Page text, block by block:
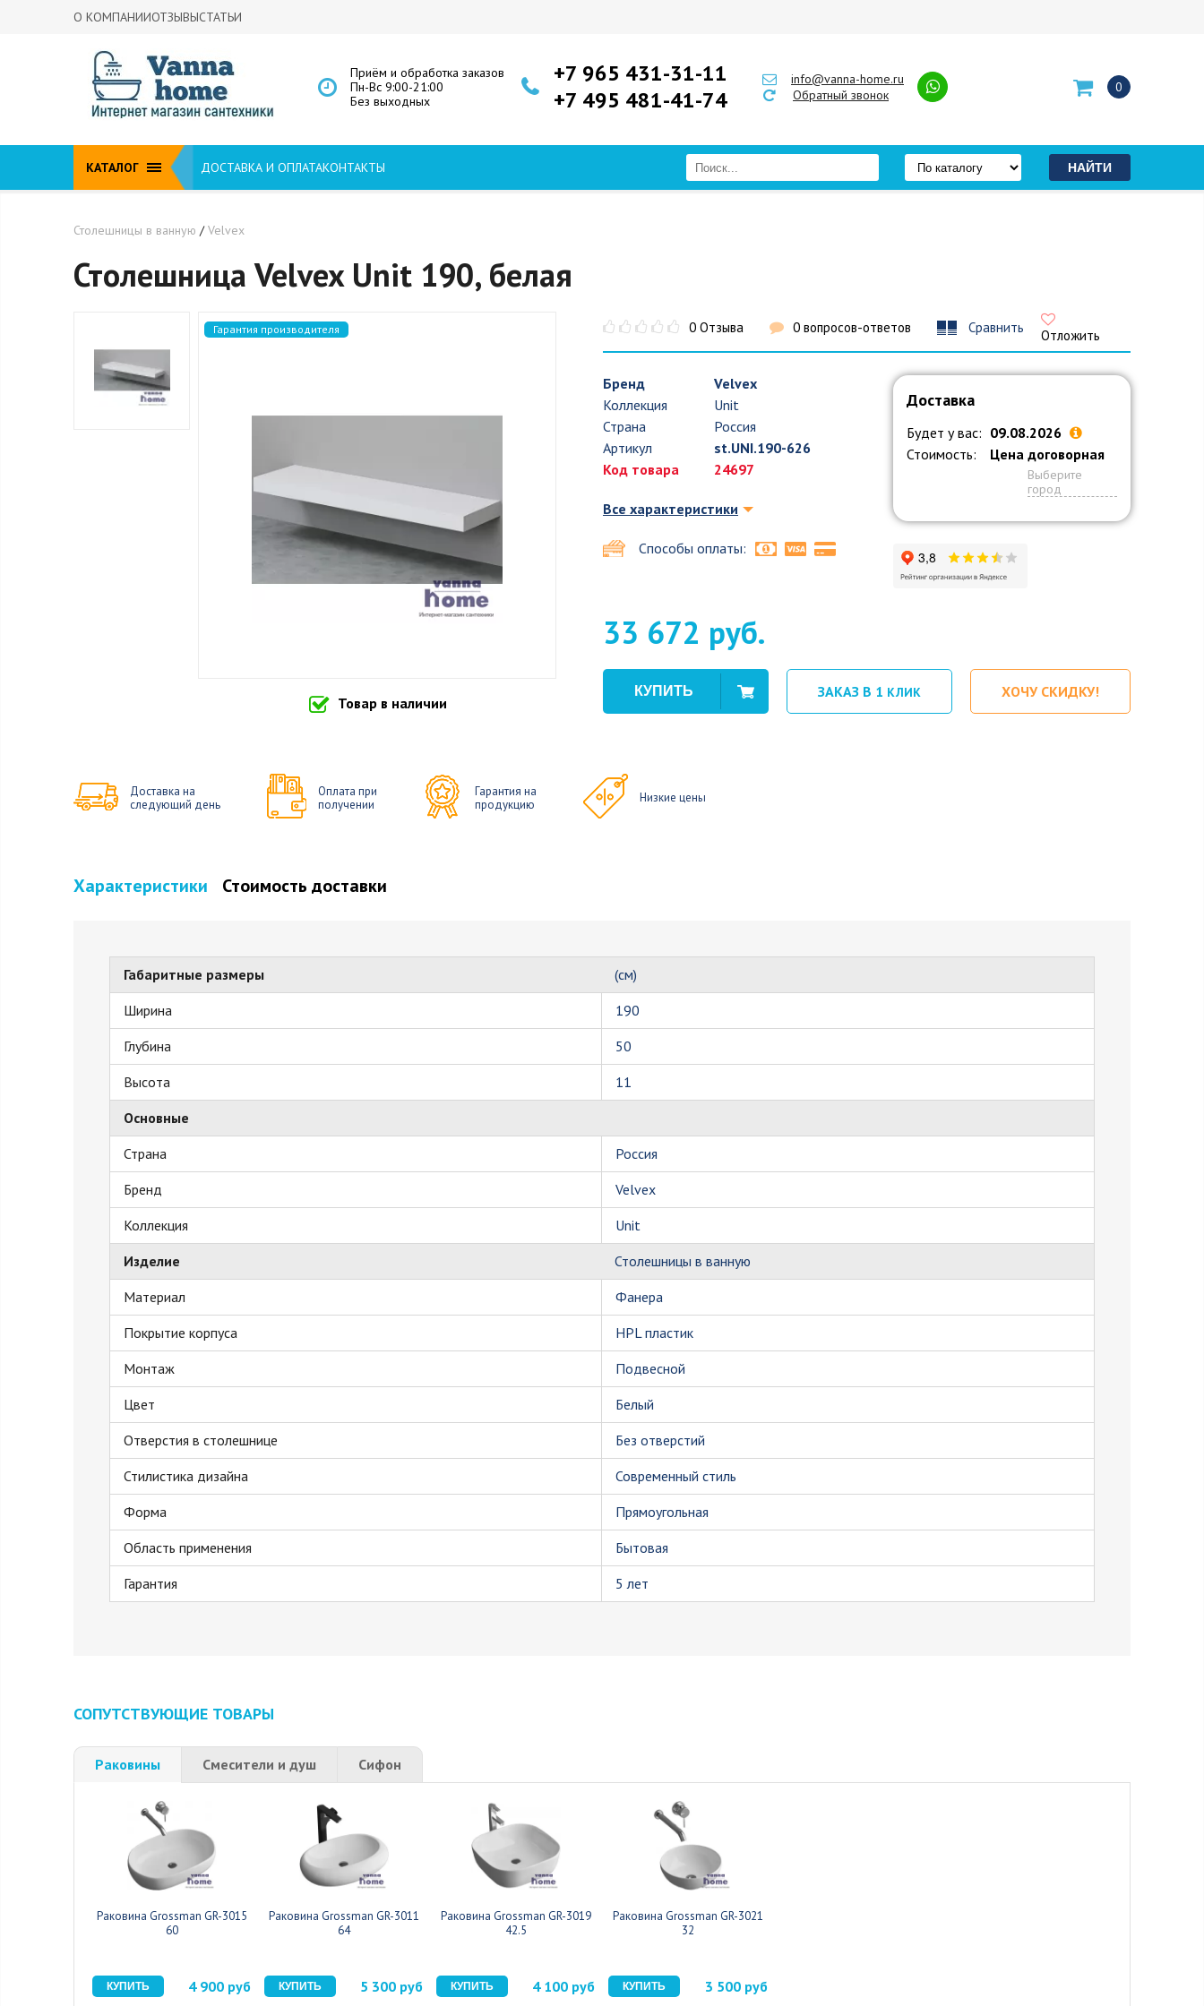
О КОМПАНИИОТЗЫВЫСТАТЬИ
Приём и обработка заказов
Пн-Вс 9:00-21:00
Без выходных
+7 965 431-31-11
+7 495 481-41-74
info@vanna-home.ru
Обратный звонок
0
КАТАЛОГ ДОСТАВКА И ОПЛАТАКОНТАКТЫ
Столешницы в ванную /Velvex
Столешница Velvex Unit 190, белая
Гарантия производителя
Товар в наличии
0 Отзыва 0 вопросов-ответов Сравнить Отложить
Бренд
Velvex
Коллекция
Unit
Страна
Россия
Артикул
st.UNI.190-626
Код товара
24697
Все характеристики
Способы оплаты:
Доставка
Будет у вас: 09.08.2026
Стоимость:
Цена договорная
Выберите
город
33 672 руб.
ЗАКАЗ В 1 КЛИК ХОЧУ СКИДКУ!
Доставка на
следующий день
Оплата при
получении
Гарантия на
продукцию
Низкие цены
Характеристики Стоимость доставки
Габаритные размеры
(см)
Ширина
190
Глубина
50
Высота
11
Основные
Страна
Россия
Бренд
Velvex
Коллекция
Unit
Изделие
Столешницы в ванную
Материал
Фанера
Покрытие корпуса
HPL пластик
Монтаж
Подвесной
Цвет
Белый
Отверстия в столешнице
Без отверстий
Стилистика дизайна
Современный стиль
Форма
Прямоугольная
Область применения
Бытовая
Гарантия
5 лет
СОПУТСТВУЮЩИЕ ТОВАРЫ
Раковины Смесители и душ Сифон
Раковина Grossman GR-3015
60
4 900 руб
Раковина Grossman GR-3011
64
5 300 руб
Раковина Grossman GR-3019
42.5
4 100 руб
Раковина Grossman GR-3021
32
3 500 руб